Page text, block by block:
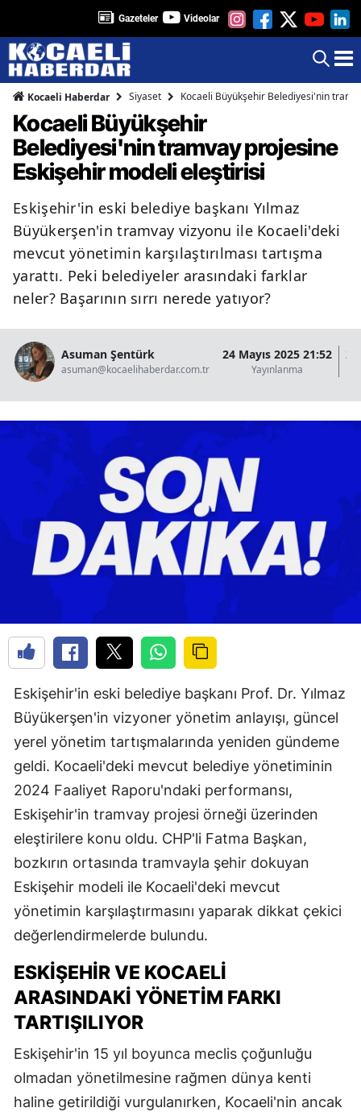
Gazeteler Videolar
Kocaeli Haberdar Siyaset Kocaeli Büyükşehir Belediyesi'nin
Kocaeli Büyükşehir
Belediyesi'nin tramvay projesine
Eskişehir modeli eleştirisi
Eskişehir'in eski belediye başkanı Yılmaz
Büyükerşen'in tramvay vizyonu ile Kocaeli'deki
mevcut yönetimin karşılaştırılması tartışma
yarattı. Peki belediyeler arasındaki farklar
neler? Başarının sırrı nerede yatıyor?
Asuman Şentürk
asuman@kocaelihaberdar.com.tr
24 Mayıs 2025 21:52
Yayınlanma
25
Eskişehir'in eski belediye başkanı Prof. Dr. Yılmaz
Büyükerşen'in vizyoner yönetim anlayışı, güncel
yerel yönetim tartışmalarında yeniden gündeme
geldi. Kocaeli'deki mevcut belediye yönetiminin
2024 Faaliyet Raporu'ndaki performansı,
Eskişehir'in tramvay projesi örneği üzerinden
eleştirilere konu oldu. CHP'li Fatma Başkan,
bozkırın ortasında tramvayla şehir dokuyan
Eskişehir modeli ile Kocaeli'deki mevcut
yönetimin karşılaştırmasını yaparak dikkat çekici
değerlendirmelerde bulundu.
ESKIŞEHIR VE KOCAELI
ARASINDAKI YÖNETIM FARKI
TARTIŞILIYOR
Eskişehir'in 15 yıl boyunca meclis çoğunluğu
olmadan yönetilmesine rağmen dünya kenti
haline getirildiği vurgulanırken, Kocaeli'nin ancak